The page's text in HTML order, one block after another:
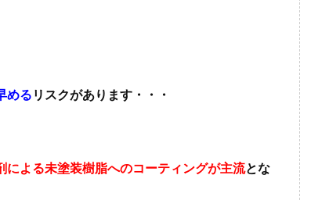
める リスクがあります・・・
による未塗装樹脂へのコーティングが主流とな